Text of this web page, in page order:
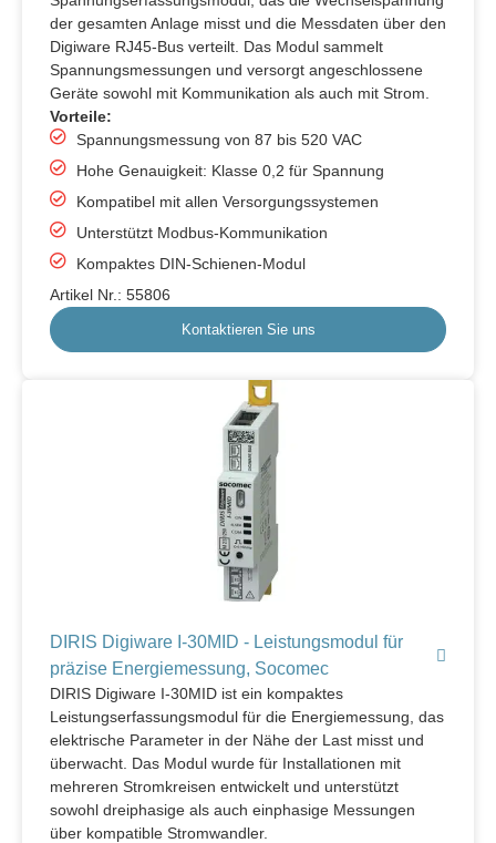
der gesamten Anlage misst und die Messdaten über den
Digiware RJ45-Bus verteilt. Das Modul sammelt
Spannungsmessungen und versorgt angeschlossene
Geräte sowohl mit Kommunikation als auch mit Strom.
Vorteile:
Spannungsmessung von 87 bis 520 VAC
Hohe Genauigkeit: Klasse 0,2 für Spannung
Kompatibel mit allen Versorgungssystemen
Unterstützt Modbus-Kommunikation
Kompaktes DIN-Schienen-Modul
Artikel Nr.: 55806
Kontaktieren Sie uns
DIRIS Digiware I-30MID - Leistungsmodul für
präzise Energiemessung, Socomec
DIRIS Digiware I-30MID ist ein kompaktes
Leistungserfassungsmodul für die Energiemessung, das
elektrische Parameter in der Nähe der Last misst und
überwacht. Das Modul wurde für Installationen mit
mehreren Stromkreisen entwickelt und unterstützt
sowohl dreiphasige als auch einphasige Messungen
über kompatible Stromwandler.